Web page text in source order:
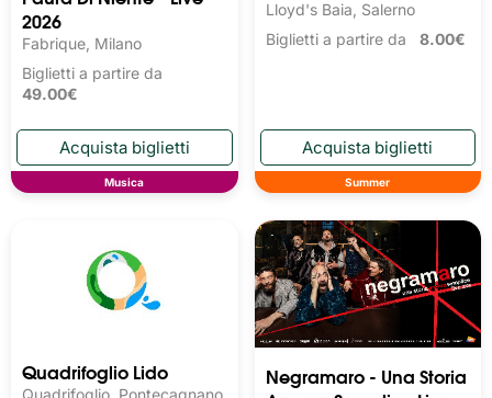
2026
Fabrique, Milano
Biglietti a partire da
49.00€
Musica
Lloyd's Baia, Salerno
Biglietti a partire da 8.00€
Summer
Quadrifoglio Lido
Quadrifoglio, Pontecagnano
Negramaro - Una Storia